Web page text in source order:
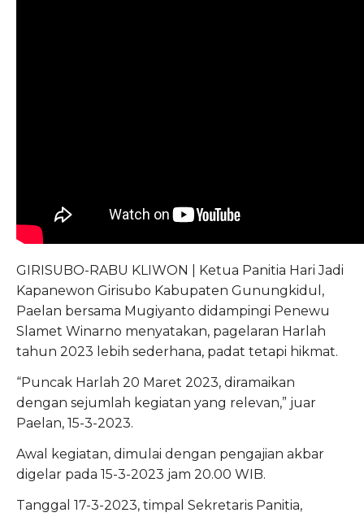
GIRISUBO-RABU KLIWON | Ketua Panitia Hari Jadi
Kapanewon Girisubo Kabupaten Gunungkidul,
Paelan bersama Mugiyanto didampingi Penewu
Slamet Winarno menyatakan, pagelaran Harlah
tahun 2023 lebih sederhana, padat tetapi hikmat.
“Puncak Harlah 20 Maret 2023, diramaikan
dengan sejumlah kegiatan yang relevan,” juar
Paelan, 15-3-2023.
Awal kegiatan, dimulai dengan pengajian akbar
digelar pada 15-3-2023 jam 20.00 WIB.
Tanggal 17-3-2023, timpal Sekretaris Panitia,